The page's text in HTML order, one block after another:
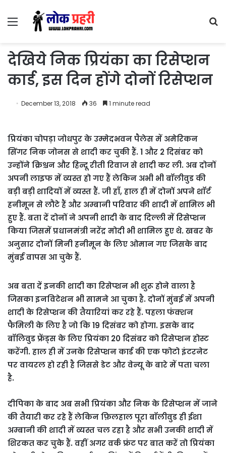
Menu
देखिये निक प्रियंका का रिसेप्शन
कार्ड, इस दिन होंगे दोनों रिसेप्शन
December 13, 2018 36 1 minute read
प्रियंका चोपड़ा जोधपुर के उम्मेदभवन पैलेस में अमेरिकन
सिंगर निक जोनस से शादी कर चुकी हैं. 1 और 2 दिसंबर को
उन्होंने क्रिश्चन और हिन्दू रीती रिवाज से शादी कर ली. अब दोनों
अपनी लाइफ में व्यस्त हो गए हैं लेकिन अभी भी बॉलीवुड की
बड़ी बड़ी शादियों में व्यस्त हैं. जी हाँ, हाल ही में दोनों अपने शॉर्ट
हनीमून से लौटे हैं और अम्बानी परिवार की शादी में शामिल भी
हुए हैं. बता दें दोनों ने अपनी शादी के बाद दिल्ली में रिसेप्शन
किया जिसमें प्रधानमंत्री नरेंद्र मोदी भी शामिल हुए थे. खबर के
अनुसार दोनों मिनी हनीमून के लिए ओमान गए जिसके बाद
मुंबई वापस आ चुके हैं.
अब बता दें इनकी शादी का रिसेप्शन भी शुरू होने वाला है
जिसका इनविटेशन भी सामने आ चुका है. दोनों मुंबई में अपनी
शादी के रिसेप्शन की तैयारियां कर रहे हैं. पहला फंक्शन
फैमिली के लिए है जो कि 19 दिसंबर को होगा. इसके बाद
बॉलिवुड फ्रेंड्स के लिए प्रियंका 20 दिसंबर को रिसेप्शन होस्ट
करेंगी. हाल ही में उनके रिसेप्शन कार्ड की एक फोटो इंटरनेट
पर वायरल हो रही है जिससे डेट और वेन्यू के बारे में पता चला
है.
दीपिका के बाद अब सभी प्रियंका और निक के रिसेप्शन में जाने
की तैयारी कर रहे हैं लेकिन फ़िलहाल पूरा बॉलीवुड ही ईशा
अम्बानी की शादी में व्यस्त चल रहा है और सभी उनकी शादी में
शिरकत कर चुके हैं. वहीं अगर वर्क फ्रंट पर बात करें तो प्रियंका